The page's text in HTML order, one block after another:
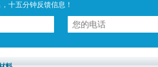
十五分钟反馈信息！